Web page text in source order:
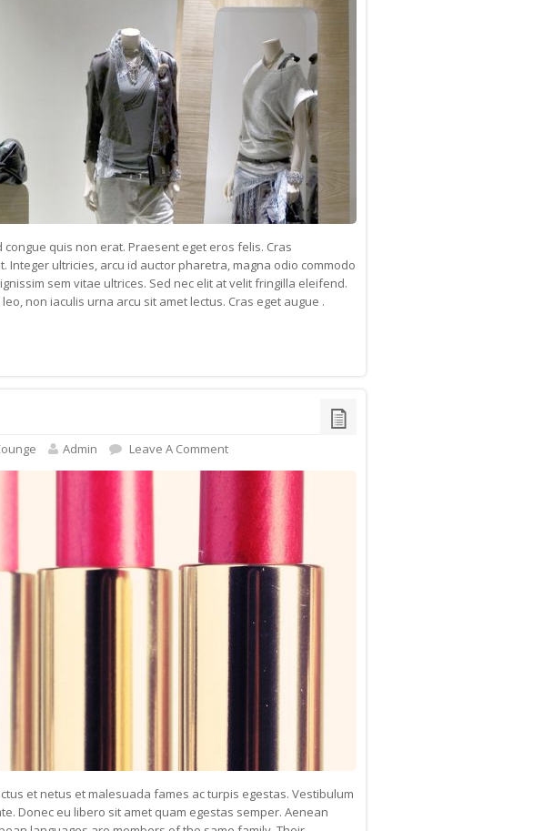
quis non erat. Praesent eget eros felis. Cras
ultricies, arcu id auctor pharetra, magna odio commodo
sem vitae ultrices. Sed nec elit at velit fringilla eleifend.
non iaculis urna arcu sit amet lectus. Cras eget augue .
Admin Leave A Comment
et netus et malesuada fames ac turpis egestas. Vestibulum
Donec eu libero sit amet quam egestas semper. Aenean